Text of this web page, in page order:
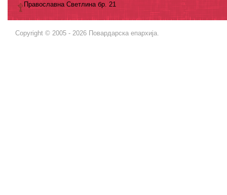
Православна Светлина бр. 21
Copyright © 2005 - 2026 Повардарска епархија.